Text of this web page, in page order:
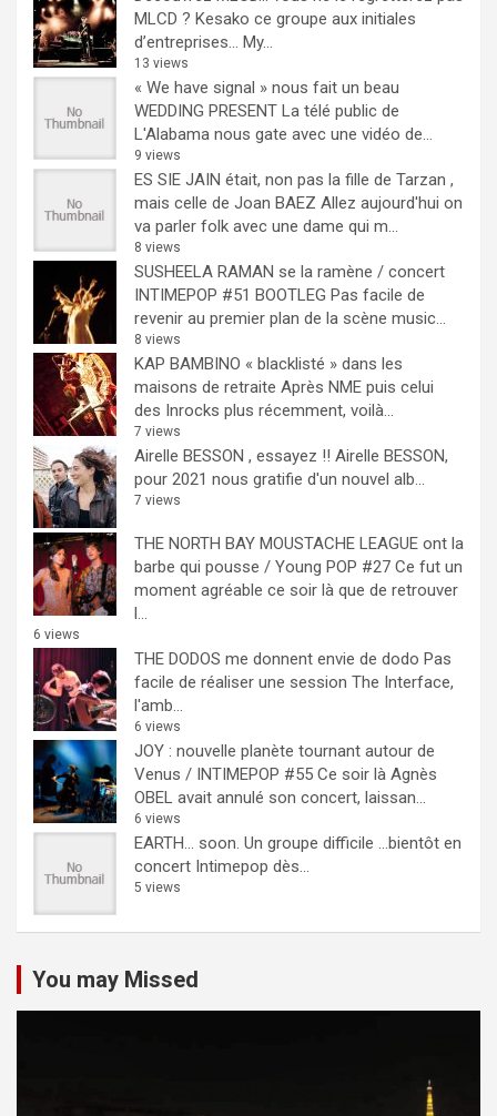
MLCD ? Kesako ce groupe aux initiales
d’entreprises… My...
13 views
« We have signal » nous fait un beau
WEDDING PRESENT La télé public de
L'Alabama nous gate avec une vidéo de...
9 views
ES SIE JAIN était, non pas la fille de Tarzan ,
mais celle de Joan BAEZ Allez aujourd'hui on
va parler folk avec une dame qui m...
8 views
SUSHEELA RAMAN se la ramène / concert
INTIMEPOP #51 BOOTLEG Pas facile de
revenir au premier plan de la scène music...
8 views
KAP BAMBINO « blacklisté » dans les
maisons de retraite Après NME puis celui
des Inrocks plus récemment, voilà...
7 views
Airelle BESSON , essayez !! Airelle BESSON,
pour 2021 nous gratifie d'un nouvel alb...
7 views
THE NORTH BAY MOUSTACHE LEAGUE ont la
barbe qui pousse / Young POP #27 Ce fut un
moment agréable ce soir là que de retrouver
l...
6 views
THE DODOS me donnent envie de dodo Pas
facile de réaliser une session The Interface,
l'amb...
6 views
JOY : nouvelle planète tournant autour de
Venus / INTIMEPOP #55 Ce soir là Agnès
OBEL avait annulé son concert, laissan...
6 views
EARTH… soon. Un groupe difficile ...bientôt en
concert Intimepop dès...
5 views
You may Missed